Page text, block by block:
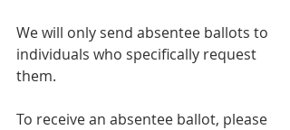
We will only send absentee ballots to
individuals who specifically request
them.
To receive an absentee ballot, please